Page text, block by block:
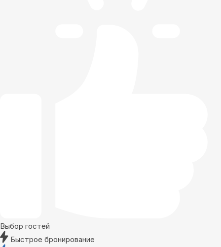
Выбор гостей
Быстрое бронирование